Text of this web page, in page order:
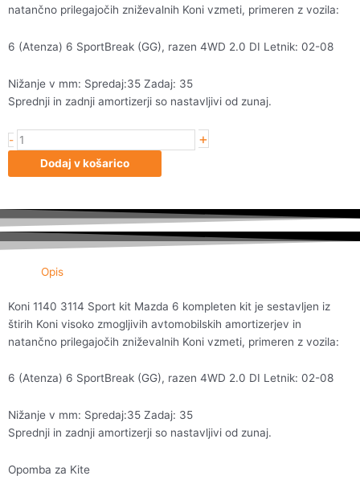
natančno prilegajočih zniževalnih Koni vzmeti, primeren z vozila:
6 (Atenza) 6 SportBreak (GG), razen 4WD 2.0 DI Letnik: 02-08
Nižanje v mm: Spredaj:35 Zadaj: 35
Sprednji in zadnji amortizerji so nastavljivi od zunaj.
- Koni
kit
Mazda
6
+
Dodaj v košarico
Opis
Koni 1140 3114 Sport kit Mazda 6 kompleten kit je sestavljen iz
štirih Koni visoko zmogljivih avtomobilskih amortizerjev in
natančno prilegajočih zniževalnih Koni vzmeti, primeren z vozila:
6 (Atenza) 6 SportBreak (GG), razen 4WD 2.0 DI Letnik: 02-08
Nižanje v mm: Spredaj:35 Zadaj: 35
Sprednji in zadnji amortizerji so nastavljivi od zunaj.
Opomba za Kite